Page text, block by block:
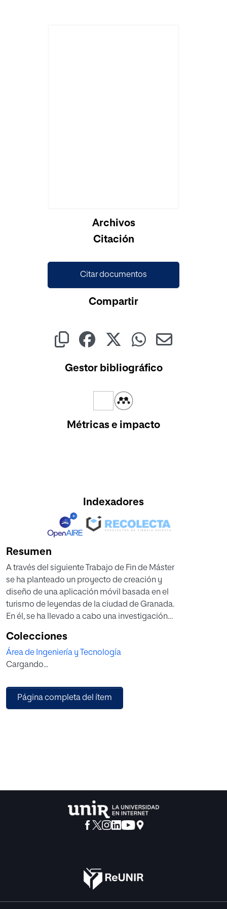
Archivos
Citación
Citar documentos
Compartir
Gestor bibliográfico
Métricas e impacto
Indexadores
Resumen
A través del siguiente Trabajo de Fin de Máster
se ha planteado un proyecto de creación y
diseño de una aplicación móvil basada en el
turismo de leyendas de la ciudad de Granada.
En él, se ha llevado a cabo una investigación
actuales en referencia al Covid-19. En base
a eso, la aplicación creada gira en torno a la
nueva forma de realizar turismo en el contexto
La aplicación cuenta con leyendas de gran
atractivo turístico y visita a los lugares
Colecciones
Área de Ingeniería y Tecnología
Cargando...
Página completa del ítem